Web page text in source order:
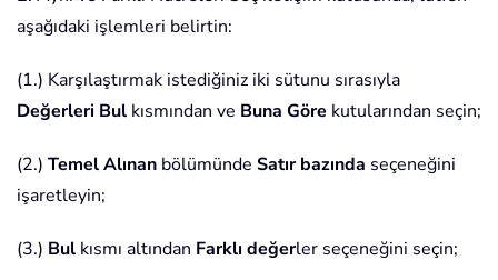
aşağıdaki işlemleri belirtin:
(1.) Karşılaştırmak istediğiniz iki sütunu sırasıyla
Değerleri Bul kısmından ve Buna Göre kutularından seçin;
(2.) Temel Alınan bölümünde Satır bazında seçeneğini
işaretleyin;
(3.) Bul kısmı altından Farklı değerler seçeneğini seçin;